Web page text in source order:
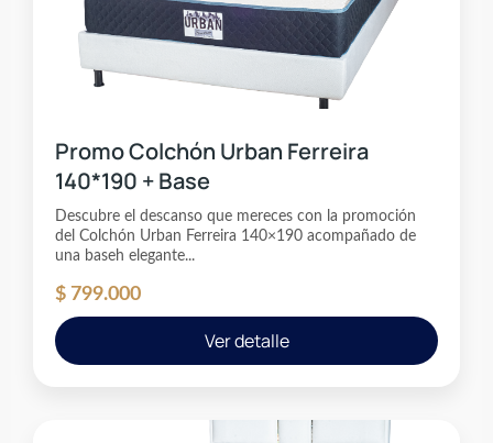
Promo Colchón Urban Ferreira
140*190 + Base
Descubre el descanso que mereces con la promoción
del Colchón Urban Ferreira 140×190 acompañado de
una baseh elegante...
$ 799.000
Ver detalle